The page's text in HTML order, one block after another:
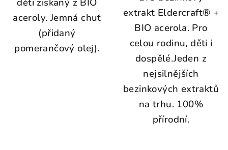
děti získaný z BIO
aceroly. Jemná chuť
(přidaný
pomerančový olej).
extrakt Eldercraft® +
BIO acerola. Pro
celou rodinu, děti i
dospělé.Jeden z
nejsilnějších
bezinkových extraktů
na trhu. 100%
přírodní.